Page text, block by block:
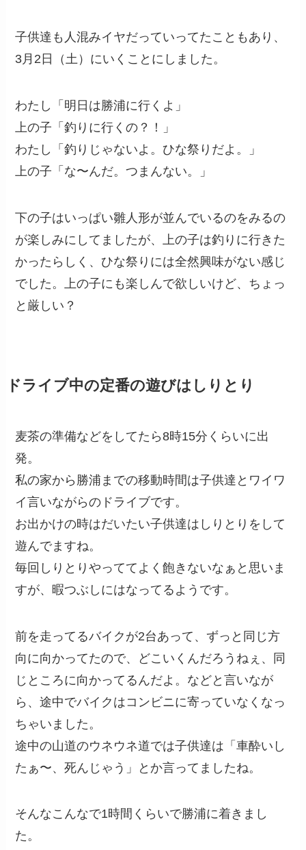
子供達も人混みイヤだっていってたこともあり、
3月2日（土）にいくことにしました。
わたし「明日は勝浦に行くよ」
上の子「釣りに行くの？！」
わたし「釣りじゃないよ。ひな祭りだよ。」
上の子「な〜んだ。つまんない。」
下の子はいっぱい雛人形が並んでいるのをみるの
が楽しみにしてましたが、上の子は釣りに行きた
かったらしく、ひな祭りには全然興味がない感じ
でした。上の子にも楽しんで欲しいけど、ちょっ
と厳しい？
ドライブ中の定番の遊びはしりとり
麦茶の準備などをしてたら8時15分くらいに出
発。
私の家から勝浦までの移動時間は子供達とワイワ
イ言いながらのドライブです。
お出かけの時はだいたい子供達はしりとりをして
遊んでますね。
毎回しりとりやっててよく飽きないなぁと思いま
すが、暇つぶしにはなってるようです。
前を走ってるバイクが2台あって、ずっと同じ方
向に向かってたので、どこいくんだろうねぇ、同
じところに向かってるんだよ。などと言いなが
ら、途中でバイクはコンビニに寄っていなくなっ
ちゃいました。
途中の山道のウネウネ道では子供達は「車酔いし
たぁ〜、死んじゃう」とか言ってましたね。
そんなこんなで1時間くらいで勝浦に着きまし
た。